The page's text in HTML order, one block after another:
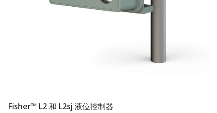
Fisher™ L2 和 L2sj 液位控制器